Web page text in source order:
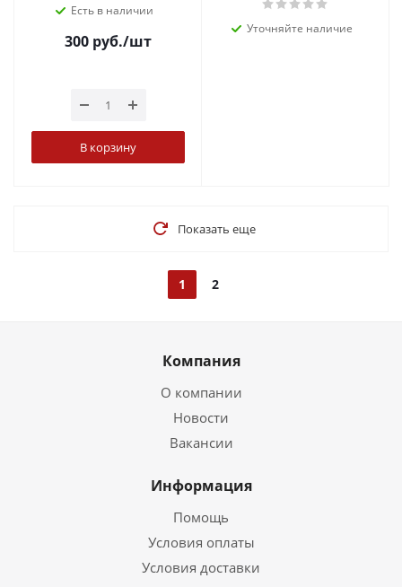
Есть в наличии
300 руб./шт
В корзину
Уточняйте наличие
Показать еще
1 2
Компания
О компании
Новости
Вакансии
Информация
Помощь
Условия оплаты
Условия доставки